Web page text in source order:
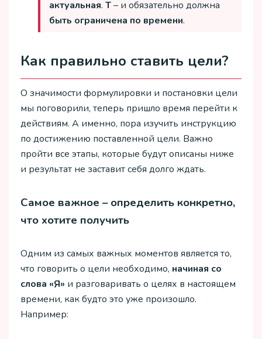
актуальная. T– и обязательно должна
быть ограничена по времени.
Как правильно ставить цели?
О значимости формулировки и постановки цели
мы поговорили, теперь пришло время перейти к
действиям. А именно, пора изучить инструкцию
по достижению поставленной цели. Важно
пройти все этапы, которые будут описаны ниже
и результат не заставит себя долго ждать.
Самое важное – определить конкретно,
что хотите получить
Одним из самых важных моментов является то,
что говорить о цели необходимо, начиная со
слова «Я» и разговаривать о целях в настоящем
времени, как будто это уже произошло.
Например: